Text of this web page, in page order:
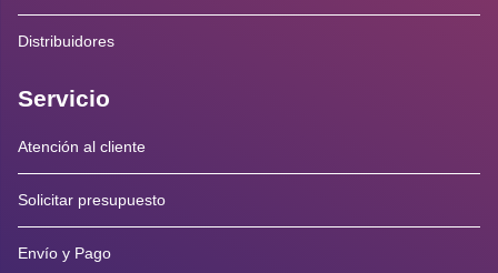
Distribuidores
Servicio
Atención al cliente
Solicitar presupuesto
Envío y Pago